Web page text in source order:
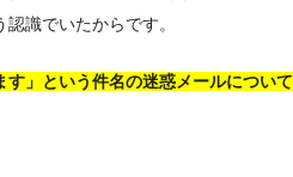
識でいたからです。
」という件名の迷惑メールについて